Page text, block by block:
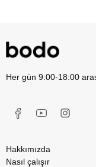
Her gün 9:00-18:00
Hakkımızda
Nasıl çalışır